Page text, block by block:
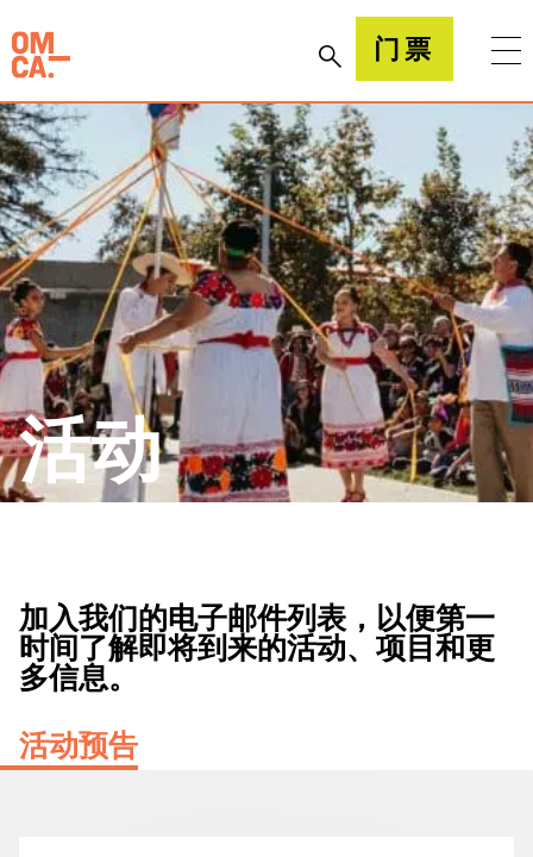
到
内
容
加州奥克兰博物馆(OMCA) 门票
活动
加入我们的电子邮件列表，以便第一
时间了解即将到来的活动、项目和更
多信息。
活动预告